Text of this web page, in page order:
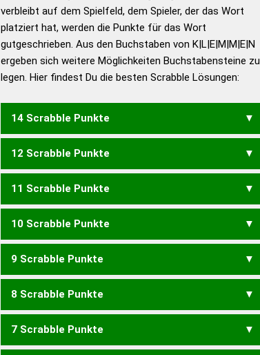
Duden – Richtiges und gutes
Deutsch
Duden – Die deutsche Grammatik
Duden – Deutsches
Universalwörterbuch
verbleibt auf dem Spielfeld, dem Spieler, der das Wort
platziert hat, werden die Punkte für das Wort
gutgeschrieben. Aus den Buchstaben von K|L|E|M|M|E|N
ergeben sich weitere Möglichkeiten Buchstabensteine zu
legen. Hier findest Du die besten Scrabble Lösungen:
14 Scrabble Punkte
MELKEM
12 Scrabble Punkte
MELKEN
11 Scrabble Punkte
EKLEM LEMKE MELKE
10 Scrabble Punkte
MELK
9 Scrabble Punkte
EKELN EKLEN ENKEL
8 Scrabble Punkte
EKEL EKLE ELKE KLEE
7 Scrabble Punkte